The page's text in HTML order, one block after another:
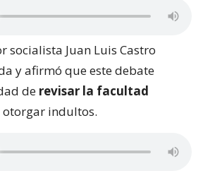
socialista Juan Luis Castro
y afirmó que este debate
de revisar la facultad
otorgar indultos.